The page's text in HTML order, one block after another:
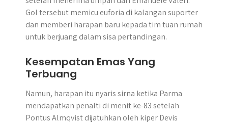
Gol tersebut memicu euforia di kalangan suporter
dan memberi harapan baru kepada tim tuan rumah
untuk berjuang dalam sisa pertandingan.
Kesempatan Emas Yang
Terbuang
Namun, harapan itu nyaris sirna ketika Parma
mendapatkan penalti di menit ke-83 setelah
Pontus Almqvist dijatuhkan oleh kiper Devis